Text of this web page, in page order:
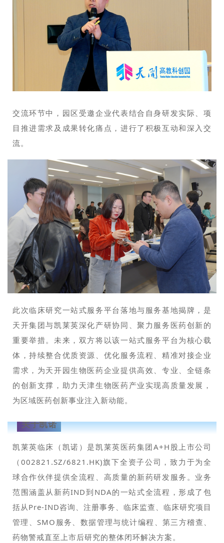
交流环节中，园区受邀企业代表结合自身研发实际、项
目推进需求及成果转化痛点，进行了积极互动和深入交
流。
此次临床研究一站式服务平台落地与服务基地揭牌，是
天开集团与凯莱英深化产研协同、聚力服务医药创新的
重要举措。未来，双方将以该一站式服务平台为核心载
体，持续整合优质资源、优化服务流程、精准对接企业
需求，为天开园生物医药企业提供高效、专业、全链条
的创新支撑，助力天津生物医药产业实现高质量发展，
为区域医药创新事业注入新动能。
关于凯诺
凯莱英临床（凯诺）是凯莱英医药集团A+H股上市公司
（002821.SZ/6821.HK)旗下全资子公司，致力于为全
球合作伙伴提供全流程、高质量的新药研发服务。业务
范围涵盖从新药IND到NDA的一站式全流程，形成了包
括从Pre-IND咨询、注册事务、临床监查、临床研究项目
管理、SMO服务、数据管理与统计编程、第三方稽查、
药物警戒直至上市后研究的整体闭环解决方案。